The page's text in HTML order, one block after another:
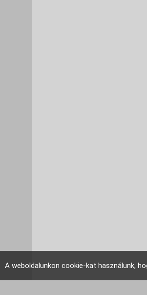
A weboldalunkon cookie-kat használunk,